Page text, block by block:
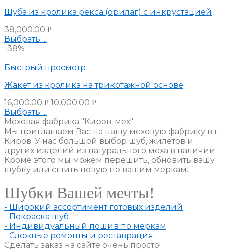
Шуба из кролика рекса (орилаг) с инкрустацией
38,000.00 Р
Выбрать ...
-38%
Быстрый просмотр
Жакет из кролика на трикотажной основе
16,000.00Р 10,000.00 Р
Выбрать ...
Меховая фабрика "Киров-мех"
Мы приглашаем Вас на нашу меховую фабрику в г.
Киров. У нас большой выбор шуб, жилетов и
других изделий из натурального меха в наличии.
Кроме этого мы можем перешить, обновить вашу
шубку или сшить новую по вашим меркам.
Шубки Вашей мечты!
- Широкий ассортимент готовых изделий
- Покраска шуб
- Индивидуальный пошив по меркам
- Сложные ремонты и реставрация
Сделать заказ на сайте очень просто!